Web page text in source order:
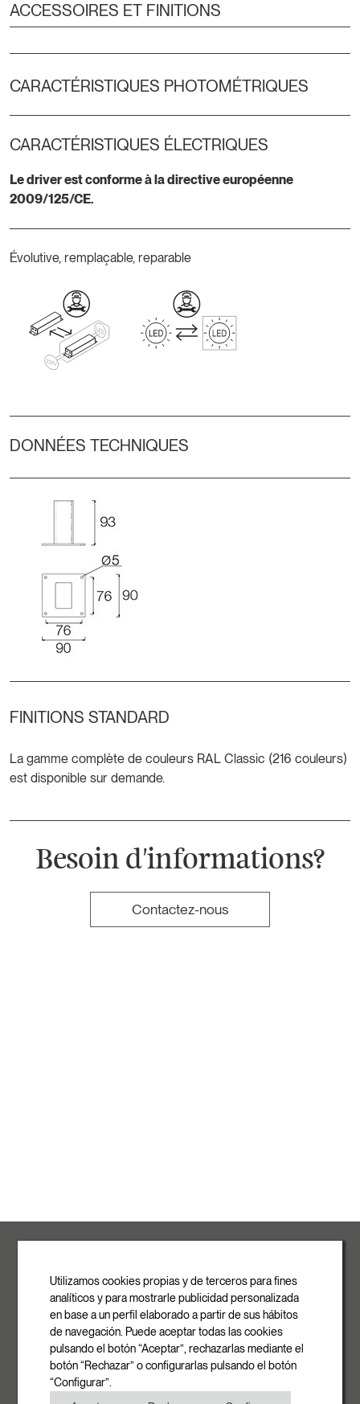
ACCESSOIRES ET FINITIONS
CARACTÉRISTIQUES PHOTOMÉTRIQUES
CARACTÉRISTIQUES ÉLECTRIQUES
Le driver est conforme à la directive européenne
2009/125/CE.
Évolutive, remplaçable, reparable
DONNÉES TECHNIQUES
FINITIONS STANDARD
La gamme complète de couleurs RAL Classic (216 couleurs)
est disponible sur demande.
Besoin d'informations?
Contactez-nous
Ronda de la Font Grossa, 15 Pol. Ind. La Gavarra
08540 Centelles | Barcelona
E-mail
info@rovasi.com
Téléphone
+34 93 881 37 13
Utilizamos cookies propias y de terceros para fines
analíticos y para mostrarle publicidad personalizada
en base a un perfil elaborado a partir de sus hábitos
de navegación. Puede aceptar todas las cookies
pulsando el botón “Aceptar”, rechazarlas mediante el
botón “Rechazar” o configurarlas pulsando el botón
“Configurar”.